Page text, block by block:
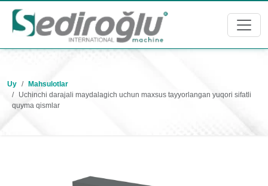
Uy
Mahsulotlar
Uchinchi darajali maydalagich uchun maxsus tayyorlangan yuqori sifatli
quyma qismlar